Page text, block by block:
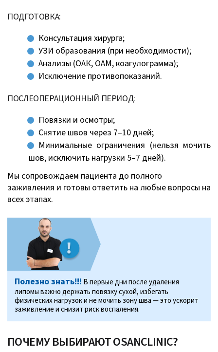
ПОДГОТОВКА:
Консультация хирурга;
УЗИ образования (при необходимости);
Анализы (ОАК, ОАМ, коагулограмма);
Исключение противопоказаний.
ПОСЛЕОПЕРАЦИОННЫЙ ПЕРИОД:
Повязки и осмотры;
Снятие швов через 7–10 дней;
Минимальные ограничения (нельзя мочить
шов, исключить нагрузки 5–7 дней).
Мы сопровождаем пациента до полного
заживления и готовы ответить на любые вопросы на
всех этапах.
Полезно знать!!! В первые дни после удаления
липомы важно держать повязку сухой, избегать
физических нагрузок и не мочить зону шва — это ускорит
заживление и снизит риск воспаления.
ПОЧЕМУ ВЫБИРАЮТ OSANCLINIC?